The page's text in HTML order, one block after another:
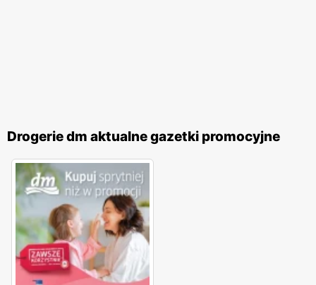
Drogerie dm aktualne gazetki promocyjne